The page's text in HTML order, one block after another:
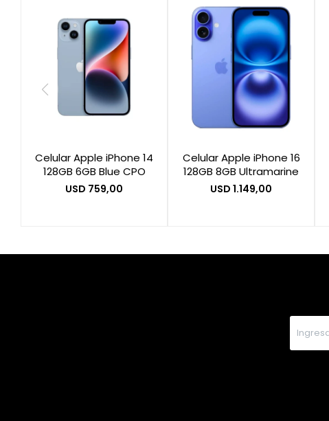
Celular Apple iPhone 14
128GB 6GB Blue CPO
USD 759,00
Celular Apple iPhone 16
128GB 8GB Ultramarine
USD 1.149,00